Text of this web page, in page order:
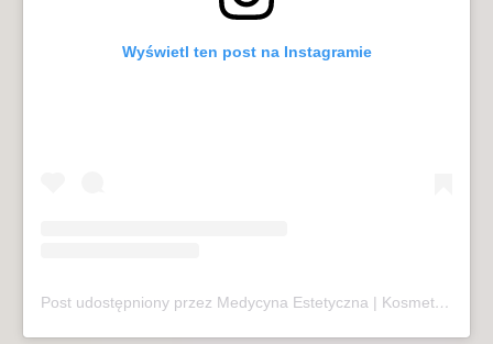
Wyświetl ten post na Instagramie
Post udostępniony przez Medycyna Estetyczna | Kosmetologia | Laseroterapia | Sopot (@mariivandezell)